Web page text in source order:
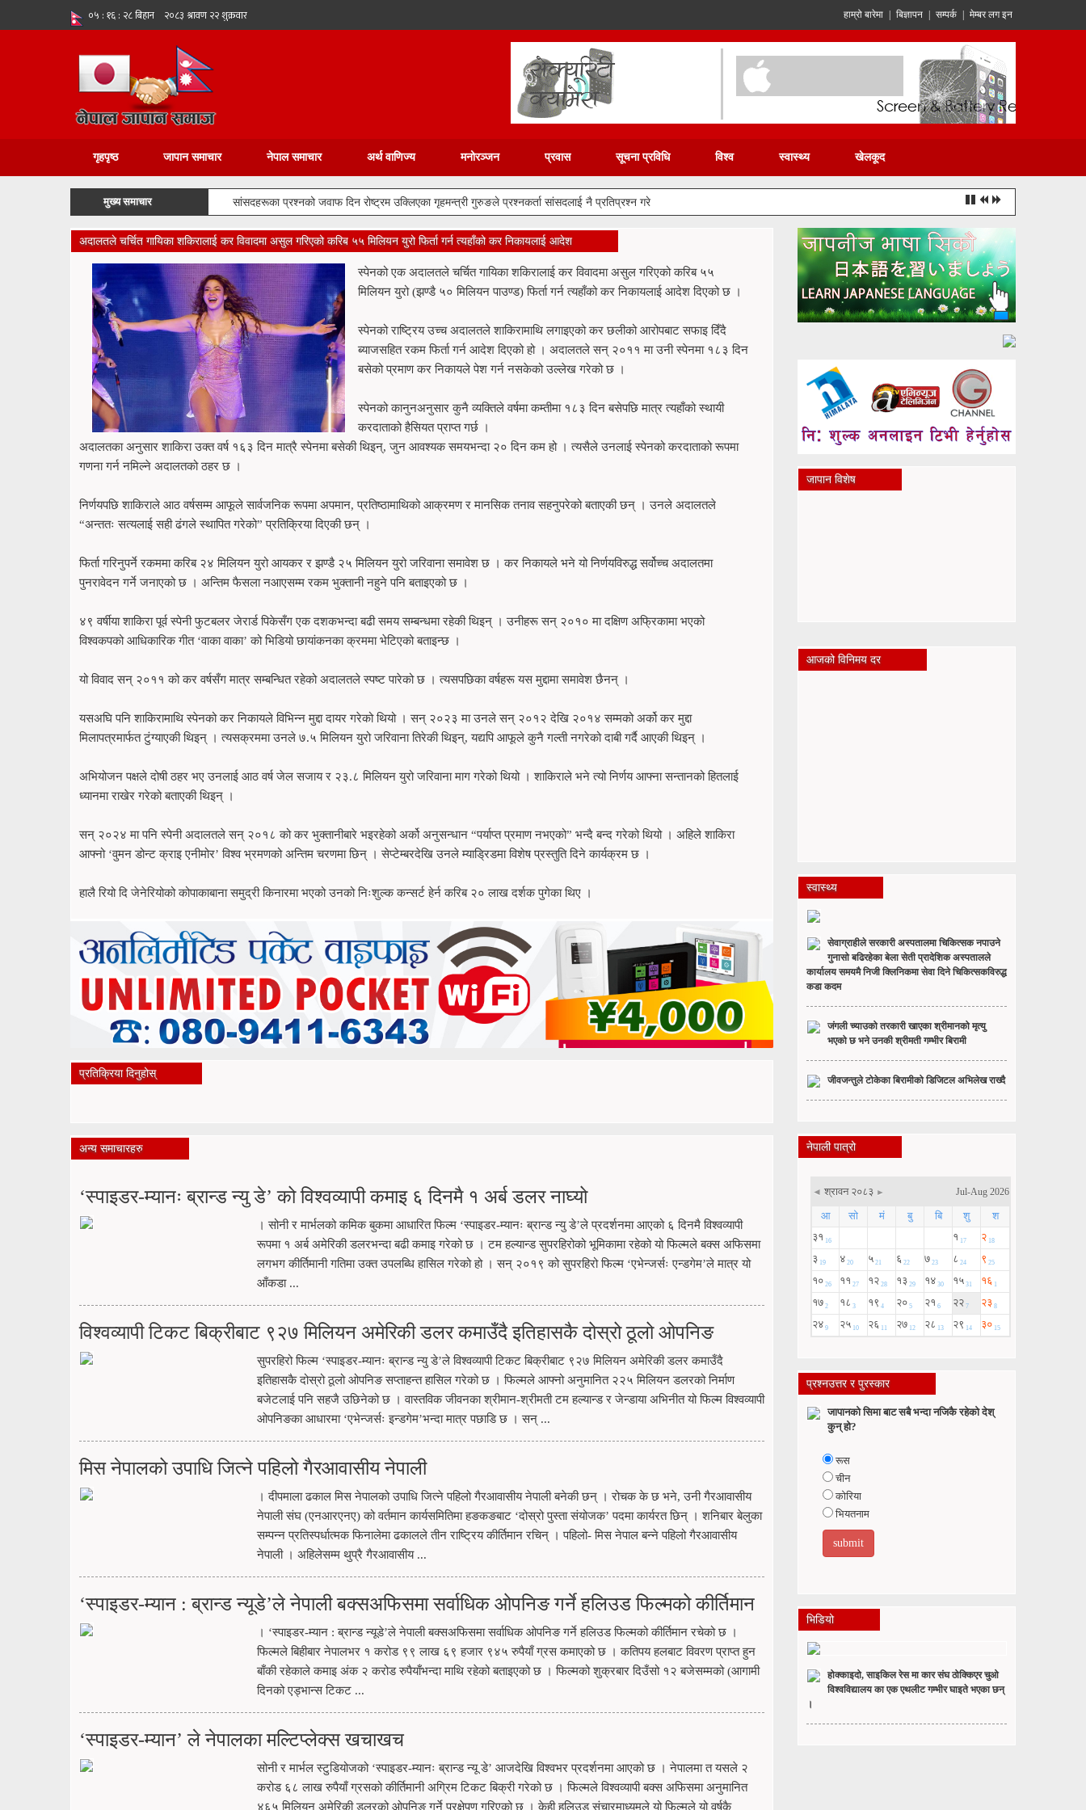
हाम्रो बारेमा बिज्ञापन सम्पर्क मेम्बर लग इन
गृहपृष्ठ जापान समाचार नेपाल समाचार अर्थ वाणिज्य मनोरञ्जन प्रवास सूचना प्रविधि विश्व स्वास्थ्य खेलकूद
मुख्य समाचार सांसदहरूका प्रश्नको जवाफ दिन रोष्ट्रम उक्लिएका गृहमन्त्री गुरुङले प्रश्नकर्ता सांसदलाई नै प्रतिप्रश्न गरे
अदालतले चर्चित गायिका शकिरालाई कर विवादमा असुल गरिएको करिब ५५ मिलियन युरो फिर्ता गर्न त्यहाँको कर निकायलाई आदेश
स्पेनको एक अदालतले चर्चित गायिका शकिरालाई कर विवादमा असुल गरिएको करिब ५५
मिलियन युरो (झण्डै ५० मिलियन पाउण्ड) फिर्ता गर्न त्यहाँको कर निकायलाई आदेश दिएको छ ।
स्पेनको राष्ट्रिय उच्च अदालतले शाकिरामाथि लगाइएको कर छलीको आरोपबाट सफाइ दिँदै
ब्याजसहित रकम फिर्ता गर्न आदेश दिएको हो । अदालतले सन् २०११ मा उनी स्पेनमा १८३ दिन
बसेको प्रमाण कर निकायले पेश गर्न नसकेको उल्लेख गरेको छ ।
स्पेनको कानुनअनुसार कुनै व्यक्तिले वर्षमा कम्तीमा १८३ दिन बसेपछि मात्र त्यहाँको स्थायी
करदाताको हैसियत प्राप्त गर्छ ।
अदालतका अनुसार शाकिरा उक्त वर्ष १६३ दिन मात्रै स्पेनमा बसेकी थिइन्, जुन आवश्यक समयभन्दा २० दिन कम हो । त्यसैले उनलाई स्पेनको करदाताको रूपमा
गणना गर्न नमिल्ने अदालतको ठहर छ ।
निर्णयपछि शाकिराले आठ वर्षसम्म आफूले सार्वजनिक रूपमा अपमान, प्रतिष्ठामाथिको आक्रमण र मानसिक तनाव सहनुपरेको बताएकी छन् । उनले अदालतले
“अन्ततः सत्यलाई सही ढंगले स्थापित गरेको” प्रतिक्रिया दिएकी छन् ।
फिर्ता गरिनुपर्ने रकममा करिब २४ मिलियन युरो आयकर र झण्डै २५ मिलियन युरो जरिवाना समावेश छ । कर निकायले भने यो निर्णयविरुद्ध सर्वोच्च अदालतमा
पुनरावेदन गर्ने जनाएको छ । अन्तिम फैसला नआएसम्म रकम भुक्तानी नहुने पनि बताइएको छ ।
४९ वर्षीया शाकिरा पूर्व स्पेनी फुटबलर जेरार्ड पिकेसँग एक दशकभन्दा बढी समय सम्बन्धमा रहेकी थिइन् । उनीहरू सन् २०१० मा दक्षिण अफ्रिकामा भएको
विश्वकपको आधिकारिक गीत ‘वाका वाका’ को भिडियो छायांकनका क्रममा भेटिएको बताइन्छ ।
यो विवाद सन् २०११ को कर वर्षसँग मात्र सम्बन्धित रहेको अदालतले स्पष्ट पारेको छ । त्यसपछिका वर्षहरू यस मुद्दामा समावेश छैनन् ।
यसअघि पनि शाकिरामाथि स्पेनको कर निकायले विभिन्न मुद्दा दायर गरेको थियो । सन् २०२३ मा उनले सन् २०१२ देखि २०१४ सम्मको अर्को कर मुद्दा
मिलापत्रमार्फत टुंग्याएकी थिइन् । त्यसक्रममा उनले ७.५ मिलियन युरो जरिवाना तिरेकी थिइन्, यद्यपि आफूले कुनै गल्ती नगरेको दाबी गर्दै आएकी थिइन् ।
अभियोजन पक्षले दोषी ठहर भए उनलाई आठ वर्ष जेल सजाय र २३.८ मिलियन युरो जरिवाना माग गरेको थियो । शाकिराले भने त्यो निर्णय आफ्ना सन्तानको हितलाई
ध्यानमा राखेर गरेको बताएकी थिइन् ।
सन् २०२४ मा पनि स्पेनी अदालतले सन् २०१८ को कर भुक्तानीबारे भइरहेको अर्को अनुसन्धान “पर्याप्त प्रमाण नभएको” भन्दै बन्द गरेको थियो । अहिले शाकिरा
आफ्नो ‘वुमन डोन्ट क्राइ एनीमोर’ विश्व भ्रमणको अन्तिम चरणमा छिन् । सेप्टेम्बरदेखि उनले म्याड्रिडमा विशेष प्रस्तुति दिने कार्यक्रम छ ।
हालै रियो दि जेनेरियोको कोपाकाबाना समुद्री किनारमा भएको उनको निःशुल्क कन्सर्ट हेर्न करिब २० लाख दर्शक पुगेका थिए ।
प्रतिक्रिया दिनुहोस्
अन्य समाचारहरु
‘स्पाइडर-म्यानः ब्रान्ड न्यु डे’ को विश्वव्यापी कमाइ ६ दिनमै १ अर्ब डलर नाघ्यो
। सोनी र मार्भलको कमिक बुकमा आधारित फिल्म ‘स्पाइडर-म्यानः ब्रान्ड न्यु डे’ले प्रदर्शनमा आएको ६ दिनमै विश्वव्यापी
रूपमा १ अर्ब अमेरिकी डलरभन्दा बढी कमाइ गरेको छ । टम हल्यान्ड सुपरहिरोको भूमिकामा रहेको यो फिल्मले बक्स अफिसमा
लगभग कीर्तिमानी गतिमा उक्त उपलब्धि हासिल गरेको हो । सन् २०१९ को सुपरहिरो फिल्म ‘एभेन्जर्सः एन्डगेम’ले मात्र यो
आँकडा ...
विश्वव्यापी टिकट बिक्रीबाट ९२७ मिलियन अमेरिकी डलर कमाउँदै इतिहासकै दोस्रो ठूलो ओपनिङ
सुपरहिरो फिल्म ‘स्पाइडर-म्यानः ब्रान्ड न्यु डे’ले विश्वव्यापी टिकट बिक्रीबाट ९२७ मिलियन अमेरिकी डलर कमाउँदै
इतिहासकै दोस्रो ठूलो ओपनिङ सप्ताहन्त हासिल गरेको छ । फिल्मले आफ्नो अनुमानित २२५ मिलियन डलरको निर्माण
बजेटलाई पनि सहजै उछिनेको छ । वास्तविक जीवनका श्रीमान-श्रीमती टम हल्यान्ड र जेन्डाया अभिनीत यो फिल्म विश्वव्यापी
ओपनिङका आधारमा ‘एभेन्जर्सः इन्डगेम’भन्दा मात्र पछाडि छ । सन् ...
मिस नेपालको उपाधि जित्ने पहिलो गैरआवासीय नेपाली
। दीपमाला ढकाल मिस नेपालको उपाधि जित्ने पहिलो गैरआवासीय नेपाली बनेकी छन् । रोचक के छ भने, उनी गैरआवासीय
नेपाली संघ (एनआरएनए) को वर्तमान कार्यसमितिमा हङकङबाट ‘दोस्रो पुस्ता संयोजक’ पदमा कार्यरत छिन् । शनिबार बेलुका
सम्पन्न प्रतिस्पर्धात्मक फिनालेमा ढकालले तीन राष्ट्रिय कीर्तिमान रचिन् । पहिलो- मिस नेपाल बन्ने पहिलो गैरआवासीय
नेपाली । अहिलेसम्म थुप्रै गैरआवासीय ...
‘स्पाइडर-म्यान : ब्रान्ड न्यूडे’ले नेपाली बक्सअफिसमा सर्वाधिक ओपनिङ गर्ने हलिउड फिल्मको कीर्तिमान
। ‘स्पाइडर-म्यान : ब्रान्ड न्यूडे’ले नेपाली बक्सअफिसमा सर्वाधिक ओपनिङ गर्ने हलिउड फिल्मको कीर्तिमान रचेको छ ।
फिल्मले बिहीबार नेपालभर १ करोड ९९ लाख ६९ हजार ९४५ रुपैयाँ ग्रस कमाएको छ । कतिपय हलबाट विवरण प्राप्त हुन
बाँकी रहेकाले कमाइ अंक २ करोड रुपैयाँभन्दा माथि रहेको बताइएको छ । फिल्मको शुक्रबार दिउँसो १२ बजेसम्मको (आगामी
दिनको एड्भान्स टिकट ...
‘स्पाइडर-म्यान’ ले नेपालका मल्टिप्लेक्स खचाखच
सोनी र मार्भल स्टुडियोजको ‘स्पाइडर-म्यानः ब्रान्ड न्यू डे’ आजदेखि विश्वभर प्रदर्शनमा आएको छ । नेपालमा त यसले २
करोड ६८ लाख रुपैयाँ ग्रसको कीर्तिमानी अग्रिम टिकट बिक्री गरेको छ । फिल्मले विश्वव्यापी बक्स अफिसमा अनुमानित
४६५ मिलियन अमेरिकी डलरको ओपनिङ गर्ने प्रक्षेपण गरिएको छ । केही हलिउड संचारमाध्यमले यो फिल्मले यो वर्षकै
जापान विशेष
आजको विनिमय दर
स्वास्थ्य
सेवाग्राहीले सरकारी अस्पतालमा चिकित्सक नपाउने
गुनासो बढिरहेका बेला सेती प्रादेशिक अस्पतालले
कार्यालय समयमै निजी क्लिनिकमा सेवा दिने चिकित्सकविरुद्ध
कडा कदम
जंगली च्याउको तरकारी खाएका श्रीमानको मृत्यु
भएको छ भने उनकी श्रीमती गम्भीर बिरामी
जीवजन्तुले टोकेका बिरामीको डिजिटल अभिलेख राख्दै
नेपाली पात्रो
प्रश्नउत्तर र पुरस्कार
जापानको सिमा बाट सबै भन्दा नजिकै रहेको देश्
कुन् हो?
रूस
चीन
कोरिया
भियतनाम
भिडियो
होक्काइदो, साइकिल रेस मा कार संघ ठोक्किएर चुओ
विश्वविद्यालय का एक एथलीट गम्भीर घाइते भएका छन्
।